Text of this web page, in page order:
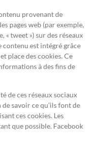
provenant de
pages web (par exemple,
« tweet ») sur des réseaux
contenu est intégré grâce
place des cookies. Ce
à des fins de
de ces réseaux sociaux
savoir ce qu’ils font de
ces cookies. Les
que possible. Facebook